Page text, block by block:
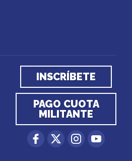
INSCRÍBETE
PAGO CUOTA
MILITANTE